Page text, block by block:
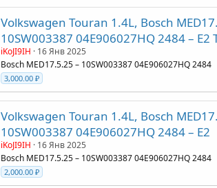
Volkswagen Touran 1.4L, Bosch
10SW003387 04E906027HQ 2484 – E2
iKoJI9IH
16 Янв 2025
Bosch MED17.5.25 – 10SW003387 04E906027HQ 2484
3,000.00 ₽
Volkswagen Touran 1.4L, Bosch
10SW003387 04E906027HQ 2484 – E2
iKoJI9IH
16 Янв 2025
Bosch MED17.5.25 – 10SW003387 04E906027HQ 2484
2,000.00 ₽